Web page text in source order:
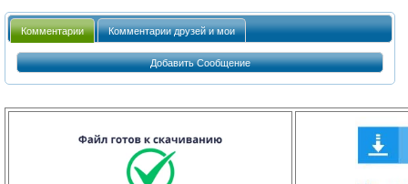
Комментарии Комментарии друзей и мои
Добавить Сообщение